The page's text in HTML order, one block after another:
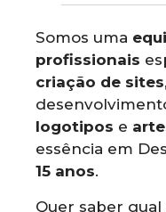
Somos uma
profissionais
criação de sites,
logotipos e
essência em
15 anos.
Quer saber